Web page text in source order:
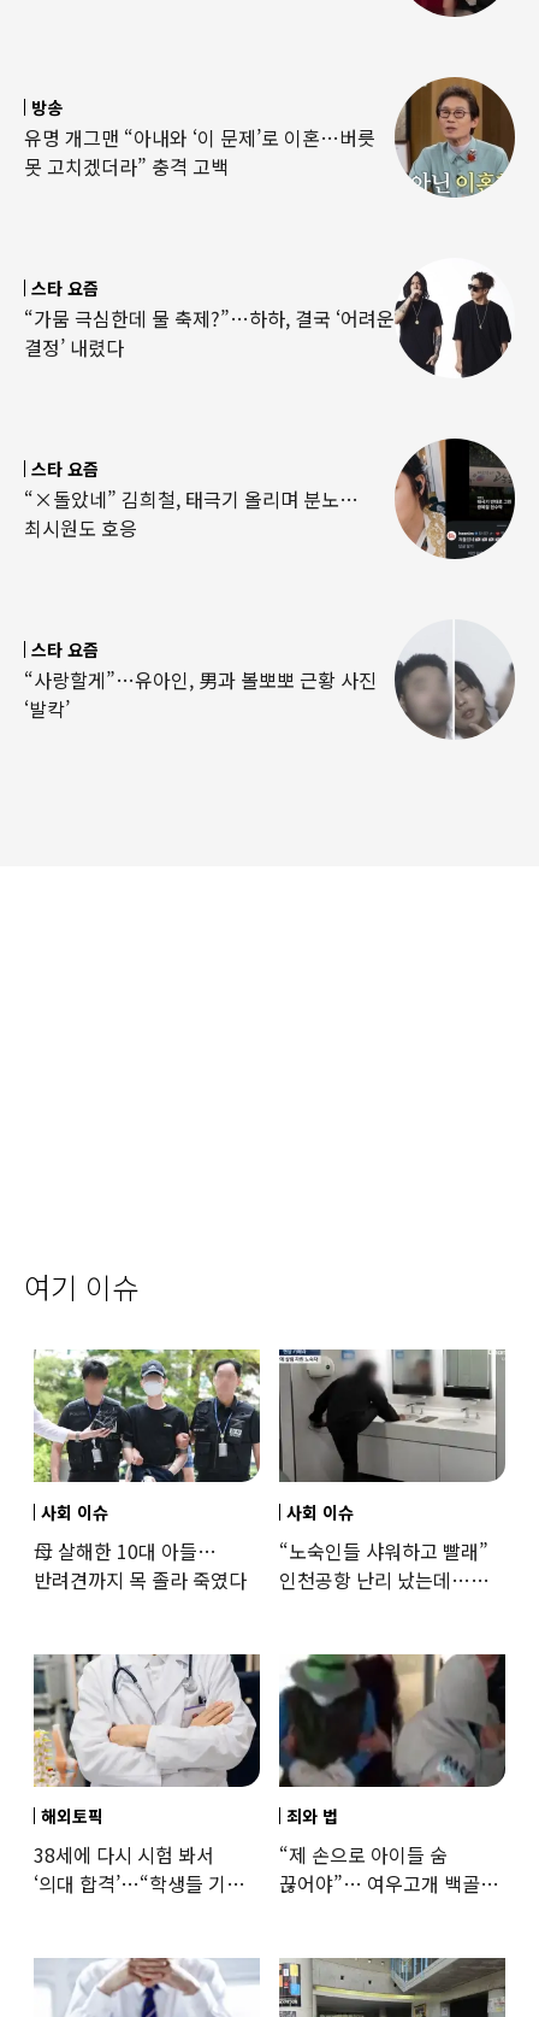
방송
유명 개그맨 “아내와 ‘이 문제’로 이혼…버릇
못 고치겠더라” 충격 고백
스타 요즘
“가뭄 극심한데 물 축제?”…하하, 결국 ‘어려운
결정’ 내렸다
스타 요즘
“×돌았네” 김희철, 태극기 올리며 분노…
최시원도 호응
스타 요즘
“사랑할게”…유아인, 男과 볼뽀뽀 근황 사진
‘발칵’
여기 이슈
사회 이슈
母 살해한 10대 아들…
반려견까지 목 졸라 죽였다
사회 이슈
“노숙인들 샤워하고 빨래”
인천공항 난리 났는데…
해외토픽
38세에 다시 시험 봐서
‘의대 합격’…“학생들 기회
죄와 법
“제 손으로 아이들 숨
끊어야”… 여우고개 백골